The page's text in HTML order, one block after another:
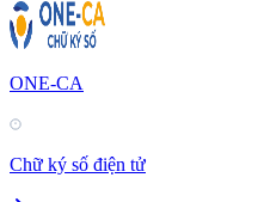
ONE-CA
Chữ ký số điện tử